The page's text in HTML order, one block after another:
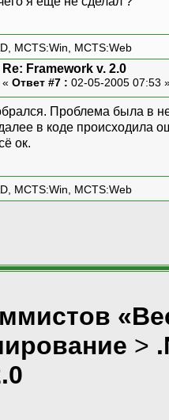
MCTS:Win, MCTS:Web
Re: Framework v. 2.0
« Ответ #7 : 02-05-2005 07:53
Проблема была в
в коде происходила
ок.
MCTS:Win, MCTS:Web
>